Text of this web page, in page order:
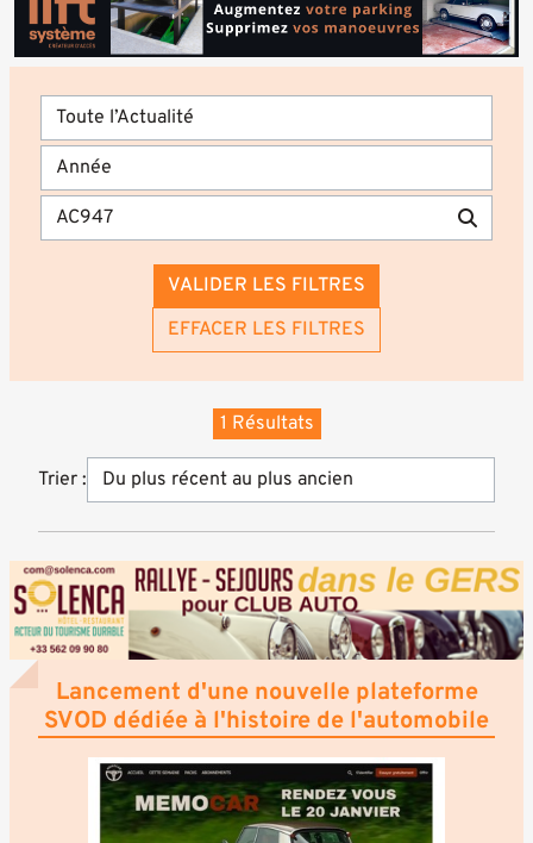
VALIDER LES FILTRES
EFFACER LES FILTRES
Trier :
1 Résultats
Lancement d'une nouvelle plateforme
SVOD dédiée à l'histoire de l'automobile